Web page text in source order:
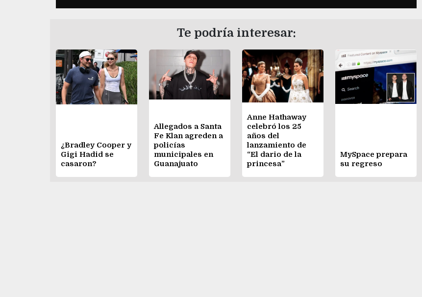
Te podría interesar:
¿Bradley Cooper y
Gigi Hadid se
casaron?
Allegados a Santa
Fe Klan agreden a
policías
municipales en
Guanajuato
Anne Hathaway
celebró los 25
años del
lanzamiento de
“El dario de la
princesa”
MySpace prepara
su regreso